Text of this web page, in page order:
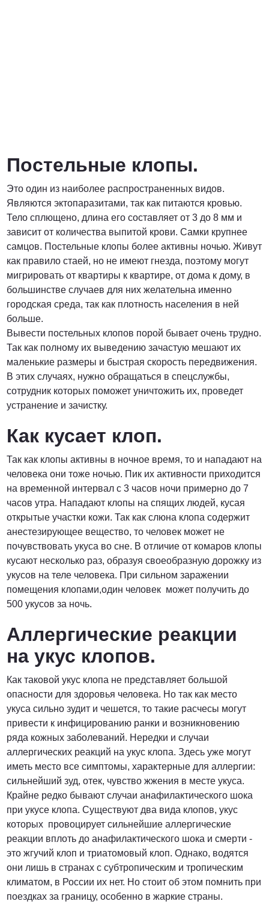
Постельные клопы.
Это один из наиболее распространенных видов.
Являются эктопаразитами, так как питаются кровью.
Тело сплющено, длина его составляет от 3 до 8 мм и
зависит от количества выпитой крови. Самки крупнее
самцов. Постельные клопы более активны ночью. Живут
как правило стаей, но не имеют гнезда, поэтому могут
мигрировать от квартиры к квартире, от дома к дому, в
большинстве случаев для них желательна именно
городская среда, так как плотность населения в ней
больше.
Вывести постельных клопов порой бывает очень трудно.
Так как полному их выведению зачастую мешают их
маленькие размеры и быстрая скорость передвижения.
В этих случаях, нужно обращаться в спецслужбы,
сотрудник которых поможет уничтожить их, проведет
устранение и зачистку.
Как кусает клоп.
Так как клопы активны в ночное время, то и нападают на
человека они тоже ночью. Пик их активности приходится
на временной интервал с 3 часов ночи примерно до 7
часов утра. Нападают клопы на спящих людей, кусая
открытые участки кожи. Так как слюна клопа содержит
анестезирующее вещество, то человек может не
почувствовать укуса во сне. В отличие от комаров клопы
кусают несколько раз, образуя своеобразную дорожку из
укусов на теле человека. При сильном заражении
помещения клопами,один человек может получить до
500 укусов за ночь.
Аллергические реакции
на укус клопов.
Как таковой укус клопа не представляет большой
опасности для здоровья человека. Но так как место
укуса сильно зудит и чешется, то такие расчесы могут
привести к инфицированию ранки и возникновению
ряда кожных заболеваний. Нередки и случаи
аллергических реакций на укус клопа. Здесь уже могут
иметь место все симптомы, характерные для аллергии:
сильнейший зуд, отек, чувство жжения в месте укуса.
Крайне редко бывают случаи анафилактического шока
при укусе клопа. Существуют два вида клопов, укус
которых провоцирует сильнейшие аллергические
реакции вплоть до анафилактического шока и смерти -
это жгучий клоп и триатомовый клоп. Однако, водятся
они лишь в странах с субтропическим и тропическим
климатом, в России их нет. Но стоит об этом помнить при
поездках за границу, особенно в жаркие страны.